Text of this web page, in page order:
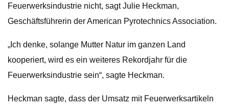
Feuerwerksindustrie nicht, sagt Julie Heckman,
Geschäftsführerin der American Pyrotechnics Association.
„Ich denke, solange Mutter Natur im ganzen Land
kooperiert, wird es ein weiteres Rekordjahr für die
Feuerwerksindustrie sein“, sagte Heckman.
Heckman sagte, dass der Umsatz mit Feuerwerksartikeln